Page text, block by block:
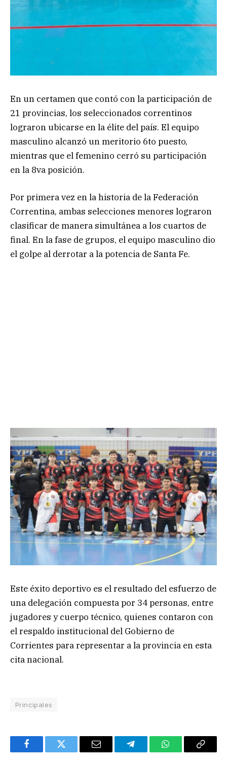
En un certamen que contó con la participación de
21 provincias, los seleccionados correntinos
lograron ubicarse en la élite del país. El equipo
masculino alcanzó un meritorio 6to puesto,
mientras que el femenino cerró su participación
en la 8va posición.
Por primera vez en la historia de la Federación
Correntina, ambas selecciones menores lograron
clasificar de manera simultánea a los cuartos de
final. En la fase de grupos, el equipo masculino dio
el golpe al derrotar a la potencia de Santa Fe.
Este éxito deportivo es el resultado del esfuerzo de
una delegación compuesta por 34 personas, entre
jugadores y cuerpo técnico, quienes contaron con
el respaldo institucional del Gobierno de
Corrientes para representar a la provincia en esta
cita nacional.
Principales
FacebookTwitter Email TelegramWhatsAppCopy